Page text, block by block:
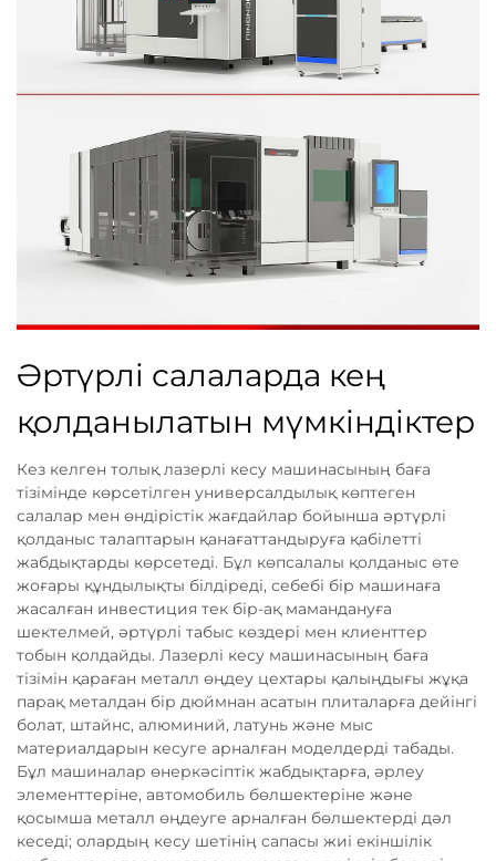
Әртүрлі салаларда кең
қолданылатын мүмкіндіктер
Кез келген толық лазерлі кесу машинасының баға
тізімінде көрсетілген универсалдылық көптеген
салалар мен өндірістік жағдайлар бойынша әртүрлі
қолданыс талаптарын қанағаттандыруға қабілетті
жабдықтарды көрсетеді. Бұл көпсалалы қолданыс өте
жоғары құндылықты білдіреді, себебі бір машинаға
жасалған инвестиция тек бір-ақ мамандануға
шектелмей, әртүрлі табыс көздері мен клиенттер
тобын қолдайды. Лазерлі кесу машинасының баға
тізімін қараған металл өңдеу цехтары қалыңдығы жұқа
парақ металдан бір дюймнан асатын плиталарға дейінгі
болат, штайнс, алюминий, латунь және мыс
материалдарын кесуге арналған моделдерді табады.
Бұл машиналар өнеркәсіптік жабдықтарға, әрлеу
элементтеріне, автомобиль бөлшектеріне және
қосымша металл өңдеуге арналған бөлшектерді дәл
кеседі; олардың кесу шетінің сапасы жиі екіншілік